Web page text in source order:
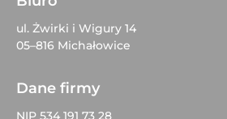
ul. Żwirki i Wigury 14
05–816 Michałowice
Dane firmy
NIP 534 191 73 28